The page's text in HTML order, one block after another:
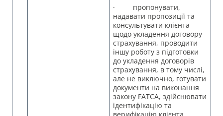
· пропонувати,
надавати пропозиції та
консультувати клієнта
щодо укладення договору
страхування, проводити
іншу роботу з підготовки
до укладення договорів
страхування, в тому числі,
але не виключно, готувати
документи на виконання
закону FATCA, здійснювати
ідентифікацію та